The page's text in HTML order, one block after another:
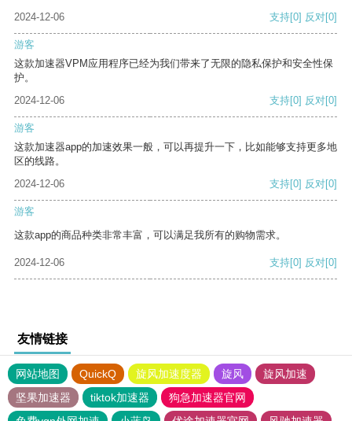
2024-12-06 支持[0] 反对[0]
游客
这款加速器VPM应用程序已经为我们带来了无限的隐私保护和安全性保
护。
2024-12-06
支持[0] 反对[0]
游客
这款加速器app的加速效果一般，可以再提升一下，比如能够支持更多地
区的线路。
2024-12-06
支持[0] 反对[0]
游客
这款app的商品种类非常丰富，可以满足我所有的购物需求。
2024-12-06 支持[0] 反对[0]
友情链接
网站地图 QuickQ 旋风加速度器 旋风
旋风加速
坚果加速器
tiktok加速器
狗急加速器官网